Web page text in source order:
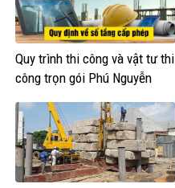
Quy trình thi công và vật tư thi
công trọn gói Phú Nguyễn